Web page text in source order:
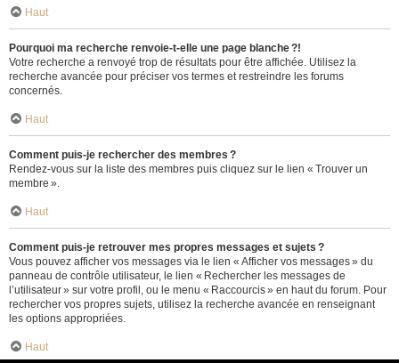
Haut
Pourquoi ma recherche renvoie-t-elle une page blanche ?!
Votre recherche a renvoyé trop de résultats pour être affichée. Utilisez la
recherche avancée pour préciser vos termes et restreindre les forums
concernés.
Haut
Comment puis-je rechercher des membres ?
Rendez-vous sur la liste des membres puis cliquez sur le lien « Trouver un
membre ».
Haut
Comment puis-je retrouver mes propres messages et sujets ?
Vous pouvez afficher vos messages via le lien « Afficher vos messages » du
panneau de contrôle utilisateur, le lien « Rechercher les messages de
l’utilisateur » sur votre profil, ou le menu « Raccourcis » en haut du forum. Pour
rechercher vos propres sujets, utilisez la recherche avancée en renseignant
les options appropriées.
Haut